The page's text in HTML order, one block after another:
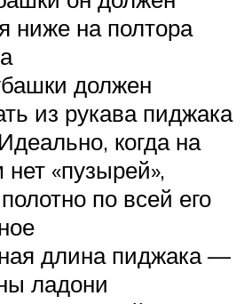
ниже на полтора
должен
из рукава пиджака
когда на
«пузырей»,
по всей его
длина пиджака —
ладони